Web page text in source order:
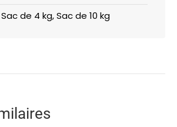
Sac de 4 kg, Sac de 10 kg